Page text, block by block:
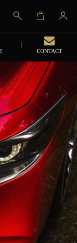
CONTACT